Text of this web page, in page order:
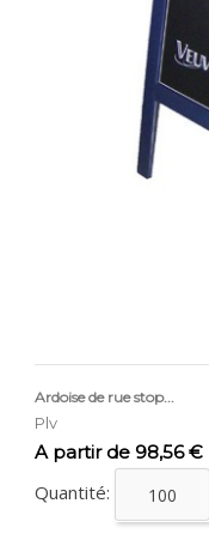
Ardoise de rue stop...
Plv
Prix
A partir de 98,56 €
Quantité: